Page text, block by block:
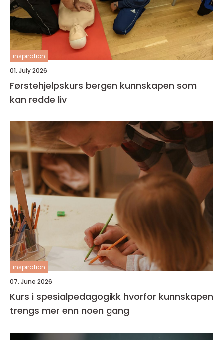
inspiration
01. July 2026
Førstehjelpskurs bergen kunnskapen som
kan redde liv
inspiration
07. June 2026
Kurs i spesialpedagogikk hvorfor kunnskapen
trengs mer enn noen gang